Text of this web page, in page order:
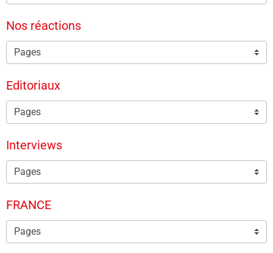
Nos réactions
Editoriaux
Interviews
FRANCE